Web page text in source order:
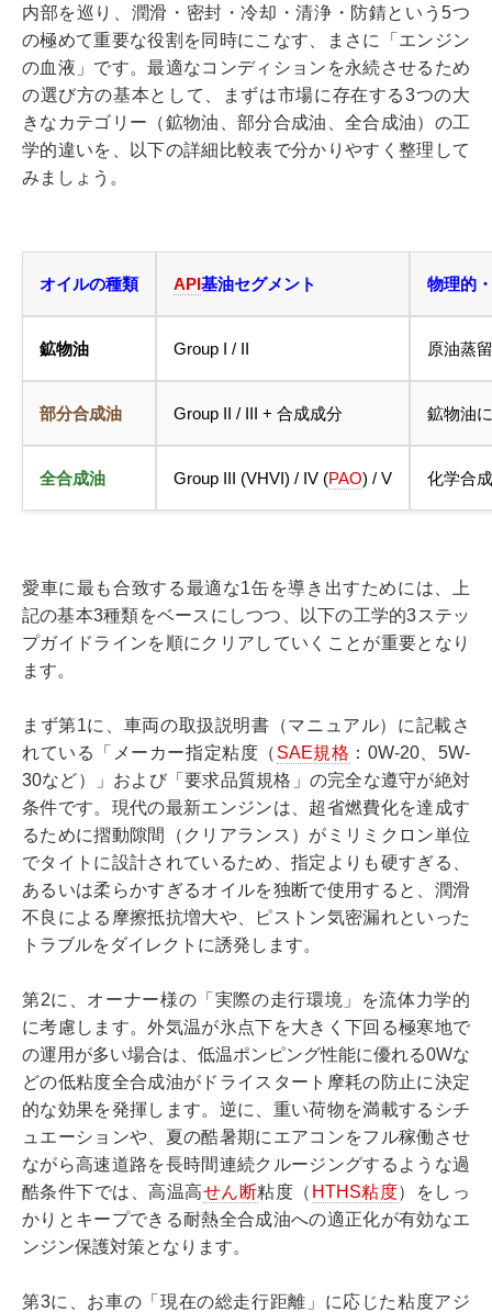
内部を巡り、潤滑・密封・冷却・清浄・防錆という5つ
の極めて重要な役割を同時にこなす、まさに「エンジン
の血液」です。最適なコンディションを永続させるため
の選び方の基本として、まずは市場に存在する3つの大
きなカテゴリー（鉱物油、部分合成油、全合成油）の工
学的違いを、以下の詳細比較表で分かりやすく整理して
みましょう。
オイルの種類 API基油セグメント 物理的
鉱物油 Group I / II 原油蒸
部分合成油 Group II / III + 合成成分 鉱物油
全合成油 Group III (VHVI) / IV (PAO) / V 化学合
愛車に最も合致する最適な1缶を導き出すためには、上
記の基本3種類をベースにしつつ、以下の工学的3ステッ
プガイドラインを順にクリアしていくことが重要となり
ます。
まず第1に、車両の取扱説明書（マニュアル）に記載さ
れている「メーカー指定粘度（ SAE規格 ：0W-20、5W-
30など）」および「要求品質規格」の完全な遵守が絶対
条件です。現代の最新エンジンは、超省燃費化を達成す
るために摺動隙間（クリアランス）がミリミクロン単位
でタイトに設計されているため、指定よりも硬すぎる、
あるいは柔らかすぎるオイルを独断で使用すると、潤滑
不良による摩擦抵抗増大や、ピストン気密漏れといった
トラブルをダイレクトに誘発します。
第2に、オーナー様の「実際の走行環境」を流体力学的
に考慮します。外気温が氷点下を大きく下回る極寒地で
の運用が多い場合は、低温ポンピング性能に優れる0Wな
どの低粘度全合成油がドライスタート摩耗の防止に決定
的な効果を発揮します。逆に、重い荷物を満載するシチ
ュエーションや、夏の酷暑期にエアコンをフル稼働させ
ながら高速道路を長時間連続クルージングするような過
酷条件下では、高温高せん断粘度（ HTHS粘度）をしっ
かりとキープできる耐熱全合成油への適正化が有効なエ
ンジン保護対策となります。
第3に、お車の「現在の総走行距離」に応じた粘度アジ